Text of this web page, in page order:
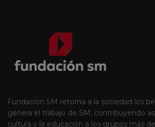
Fundación SM retorna a la sociedad los
genera el trabajo de SM, contribuyendo
cultura y la educación a los grupos más